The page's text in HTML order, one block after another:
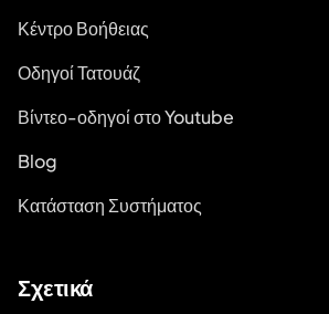
Κέντρο Βοήθειας
Οδηγοί Τατουάζ
Βίντεο-οδηγοί στο Youtube
Blog
Κατάσταση Συστήματος
Σχετικά